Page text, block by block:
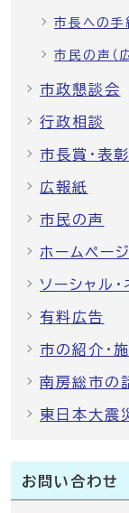
市長への手
市民の声（
市政懇談会
行政相談
市長賞・表彰
広報紙
市民の声
ホームページ
ソーシャル
有料広告
市の紹介・
南房総市の
東日本大震
お問い合わせ